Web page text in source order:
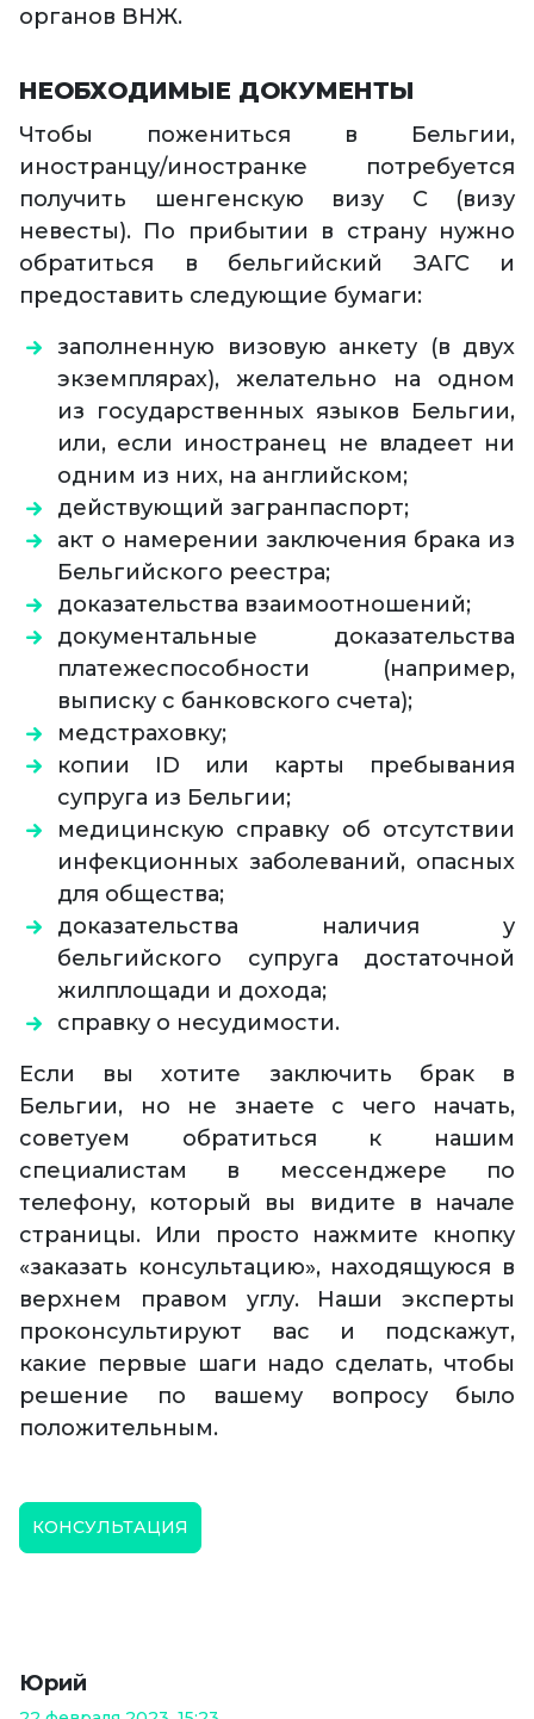
органов ВНЖ.
НЕОБХОДИМЫЕ ДОКУМЕНТЫ
Чтобы пожениться в Бельгии,
иностранцу/иностранке потребуется
получить шенгенскую визу С (визу
невесты). По прибытии в страну нужно
обратиться в бельгийский ЗАГС и
предоставить следующие бумаги:
заполненную визовую анкету (в двух
экземплярах), желательно на одном
из государственных языков Бельгии,
или, если иностранец не владеет ни
одним из них, на английском;
действующий загранпаспорт;
акт о намерении заключения брака из
Бельгийского реестра;
доказательства взаимоотношений;
документальные доказательства
платежеспособности (например,
выписку с банковского счета);
медстраховку;
копии ID или карты пребывания
супруга из Бельгии;
медицинскую справку об отсутствии
инфекционных заболеваний, опасных
для общества;
доказательства наличия у
бельгийского супруга достаточной
жилплощади и дохода;
справку о несудимости.
Если вы хотите заключить брак в
Бельгии, но не знаете с чего начать,
советуем обратиться к нашим
специалистам в мессенджере по
телефону, который вы видите в начале
страницы. Или просто нажмите кнопку
«заказать консультацию», находящуюся в
верхнем правом углу. Наши эксперты
проконсультируют вас и подскажут,
какие первые шаги надо сделать, чтобы
решение по вашему вопросу было
положительным.
КОНСУЛЬТАЦИЯ
Юрий